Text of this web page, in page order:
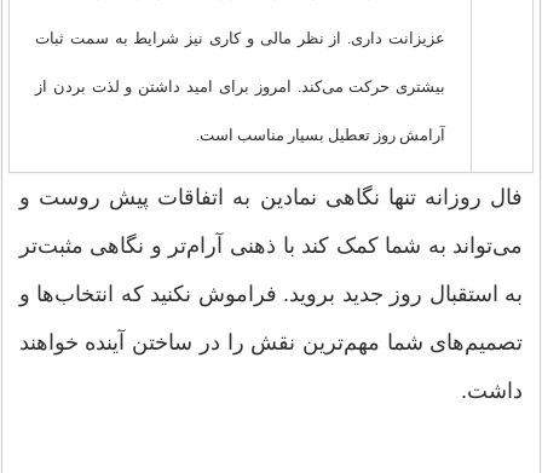
عزیزانت داری. از نظر مالی و کاری نیز شرایط به سمت ثبات
بیشتری حرکت می‌کند. امروز برای امید داشتن و لذت بردن از
آرامش روز تعطیل بسیار مناسب است.
فال روزانه تنها نگاهی نمادین به اتفاقات پیش روست و
می‌تواند به شما کمک کند با ذهنی آرام‌تر و نگاهی مثبت‌تر
به استقبال روز جدید بروید. فراموش نکنید که انتخاب‌ها و
تصمیم‌های شما مهم‌ترین نقش را در ساختن آینده خواهند
داشت.